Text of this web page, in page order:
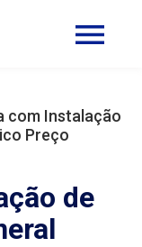
com Instalação
Preço
de